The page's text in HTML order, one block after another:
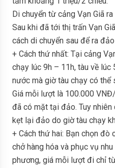
Di chuyển từ cảng Vạn Giã
Sau khi đã tới thị trấn Vạn
cách di chuyển sau để ra
+ Cách thứ nhất: Tại cảng
chạy lúc 9h – 11h, tàu về
nước mà giờ tàu chạy có thể
Giá mỗi lượt là 100.000
đã có mặt tại đảo. Tuy nhiên
kẹt lại đảo do giờ tàu chạy
+ Cách thứ hai: Bạn chọn
chở hàng hóa và phục vụ
phương, giá mỗi lượt đi chỉ